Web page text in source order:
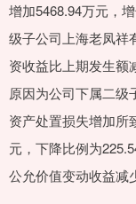
增加5468.94万元，
级子公司上海老凤祥
资收益比上期发生额
原因为公司下属二级
资产处置损失增加所
元，下降比例为
公允价值变动收益减